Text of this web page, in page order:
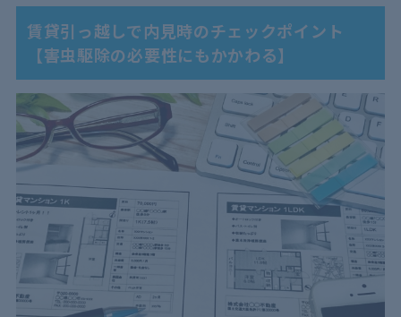
賃貸引っ越しで内見時のチェックポイント
【害虫駆除の必要性にもかかわる】